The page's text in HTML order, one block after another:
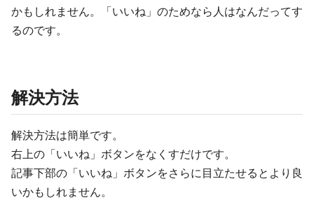
かもしれません。「いいね」のためなら人はなんだってす
るのです。
解決方法
解決方法は簡単です。
右上の「いいね」ボタンをなくすだけです。
記事下部の「いいね」ボタンをさらに目立たせるとより良
いかもしれません。